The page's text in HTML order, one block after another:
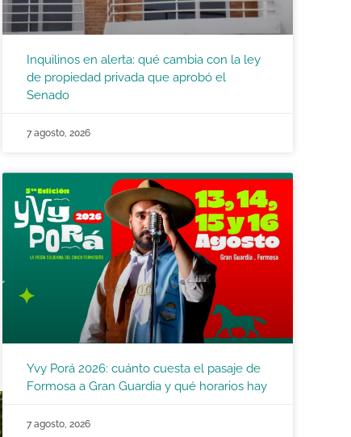
Inquilinos en alerta: qué cambia con la ley
de propiedad privada que aprobó el
Senado
7 agosto, 2026
Yvy Porá 2026: cuánto cuesta el pasaje de
Formosa a Gran Guardia y qué horarios hay
7 agosto, 2026